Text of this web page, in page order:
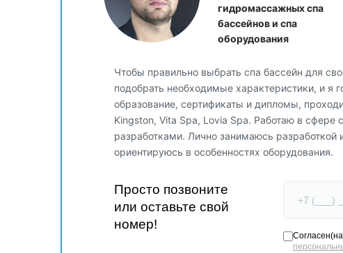
гидромассажных спа
бассейнов и спа
оборудования
Чтобы правильно выбрать спа бассейн для
подобрать необходимые характеристики, и я
образование, сертификаты и дипломы,
Kingston, Vita Spa, Lovia Spa. Работаю в
разработками. Лично занимаюсь
ориентируюсь в особенностях оборудования.
Просто позвоните
или оставьте свой
номер!